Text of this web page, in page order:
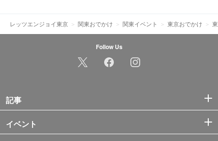
レッツエンジョイ東京 関東おでかけ 関東イベント 東京おでかけ
Follow Us
記事
イベント